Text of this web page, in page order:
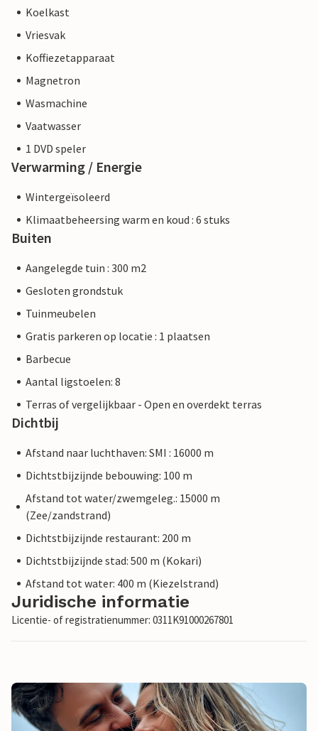
Koelkast
Vriesvak
Koffiezetapparaat
Magnetron
Wasmachine
Vaatwasser
1 DVD speler
Verwarming / Energie
Wintergeïsoleerd
Klimaatbeheersing warm en koud : 6 stuks
Buiten
Aangelegde tuin : 300 m2
Gesloten grondstuk
Tuinmeubelen
Gratis parkeren op locatie : 1 plaatsen
Barbecue
Aantal ligstoelen: 8
Terras of vergelijkbaar - Open en overdekt terras
Dichtbij
Afstand naar luchthaven: SMI : 16000 m
Dichtstbijzijnde bebouwing: 100 m
Afstand tot water/zwemgeleg.: 15000 m
(Zee/zandstrand)
Dichtstbijzijnde restaurant: 200 m
Dichtstbijzijnde stad: 500 m (Kokari)
Afstand tot water: 400 m (Kiezelstrand)
Juridische informatie
Licentie- of registratienummer: 0311K91000267801